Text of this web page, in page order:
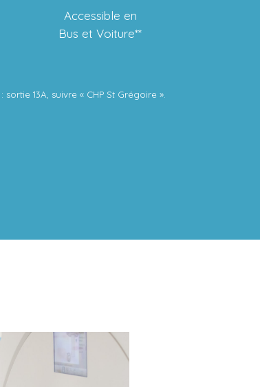
Accessible en
Bus et Voiture**
13A, suivre « CHP St Grégoire ».